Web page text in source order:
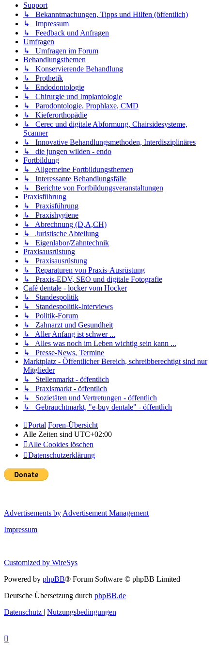
Support
↳ Bekanntmachungen, Tipps und Hilfen (öffentlich)
↳ Impressum
↳ Feedback und Anfragen
Umfragen
↳ Umfragen im Forum
Behandlungsthemen
↳ Konservierende Behandlung
↳ Prothetik
↳ Endodontologie
↳ Chirurgie und Implantologie
↳ Parodontologie, Prophlaxe, CMD
↳ Kieferorthopädie
↳ Cerec und digitale Abformung, Chairsidesysteme,
Scanner
↳ Innovative Behandlungsmethoden, Interdisziplinäres
↳ die jungen wilden - endo
Fortbildung
↳ Allgemeine Fortbildungsthemen
↳ Interessante Behandlungsfälle
↳ Berichte von Fortbildungsveranstaltungen
Praxisführung
↳ Praxisführung
↳ Praxishygiene
↳ Abrechnung (D,A,CH)
↳ Juristische Abteilung
↳ Eigenlabor/Zahntechnik
Praxisausrüstung
↳ Praxisausrüstung
↳ Reparaturen von Praxis-Ausrüstung
↳ Praxis-EDV, SEO und digitale Fotografie
Café dentale - locker vom Hocker
↳ Standespolitik
↳ Standespolitik-Interviews
↳ Politik-Forum
↳ Zahnarzt und Gesundheit
↳ Aller Anfang ist schwer ...
↳ Alles was noch im Leben wichtig sein kann ...
↳ Presse-News, Termine
Marktplatz - Öffentlicher Bereich, schreibberechtigt sind nur
Mitglieder
↳ Stellenmarkt - öffentlich
↳ Praxismarkt - öffentlich
↳ Sozietäten und Vertretungen - öffentlich
↳ Gebrauchtmarkt, "e-buy dentale" - öffentlich
Portal Foren-Übersicht
Alle Zeiten sind UTC+02:00
Alle Cookies löschen
Datenschutzerklärung
Advertisements by Advertisement Management
Impressum
Customized by WireSys
Powered by phpBB® Forum Software © phpBB Limited
Deutsche Übersetzung durch phpBB.de
Datenschutz | Nutzungsbedingungen